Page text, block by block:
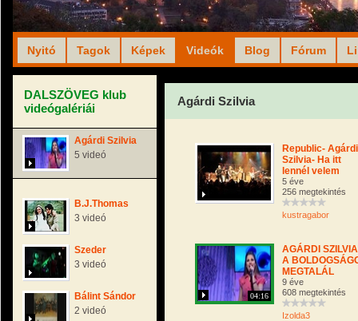
Nyitó Tagok Képek Videók Blog Fórum
DALSZÖVEG klub
videógalériái
Agárdi Szilvia
5 videó
B.J.Thomas
3 videó
Szeder
3 videó
Bálint Sándor
2 videó
Agárdi Szilvia
Republic- Agárdi
Szilvia- Ha itt
lennél velem
5 éve
256 megtekintés
kustragabor
04:16
AGÁRDI
A
MEGTALÁL
9 éve
608 megtekintés
Izolda3